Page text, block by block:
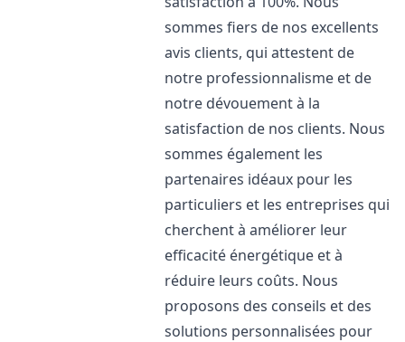
sommes fiers de nos excellents
avis clients, qui attestent de
notre professionnalisme et de
notre dévouement à la
satisfaction de nos clients. Nous
sommes également les
partenaires idéaux pour les
particuliers et les entreprises qui
cherchent à améliorer leur
efficacité énergétique et à
réduire leurs coûts. Nous
proposons des conseils et des
solutions personnalisées pour